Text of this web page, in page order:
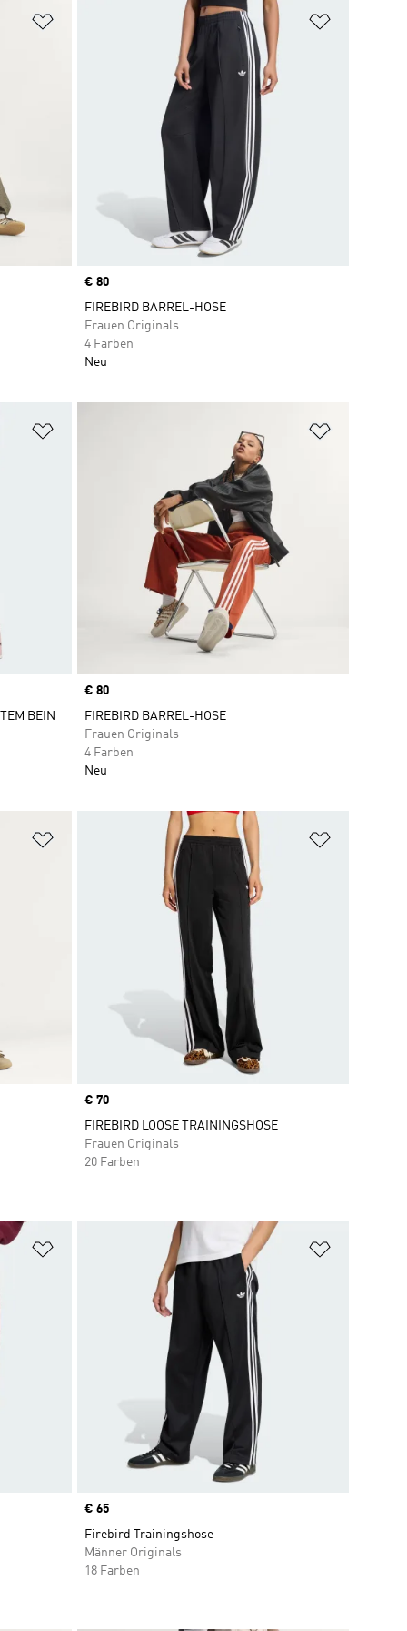
Zur Wunschliste hinzufügen
Price
€ 80
FIREBIRD BARREL-HOSE
Frauen Originals
4 Farben
Neu
BEIN
Price
€ 80
FIREBIRD BARREL-HOSE
Frauen Originals
4 Farben
Neu
Zur Wunschliste hinzufügen
Price
€ 70
FIREBIRD LOOSE TRAININGSHOSE
Frauen Originals
20 Farben
Zur Wunschliste hinzufügen
Price
€ 65
Firebird Trainingshose
Männer Originals
18 Farben